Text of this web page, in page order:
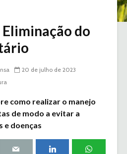
do
20 de julho de 2023
como realizar o manejo
de modo a evitar a
e doenças